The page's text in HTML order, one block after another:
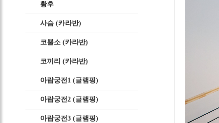
황후
사슴 (카라반)
코뿔소 (카라반)
코끼리 (카라반)
아랍궁전1 (글램핑)
아랍궁전2 (글램핑)
아랍궁전3 (글램핑)